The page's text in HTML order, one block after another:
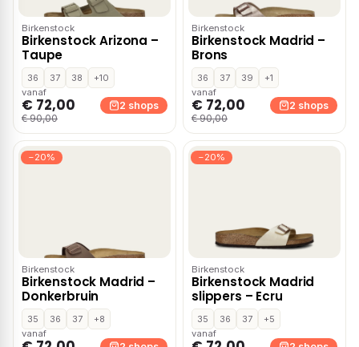
Birkenstock
Birkenstock Arizona –
Taupe
36 37 38
+10
vanaf
€ 72,00
€ 90,00
2 shops
Birkenstock
Birkenstock Madrid –
Brons
36 37 39
+1
vanaf
€ 72,00
€ 90,00
2 shops
−20%
Birkenstock
Birkenstock Madrid –
Donkerbruin
35 36 37
+8
vanaf
−20%
Birkenstock
Birkenstock Madrid
slippers – Ecru
35 36 37
+5
vanaf